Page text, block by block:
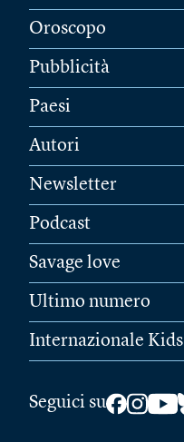
Oroscopo
Pubblicità
Paesi
Autori
Newsletter
Podcast
Savage love
Ultimo numero
Internazionale Kids
Seguici su